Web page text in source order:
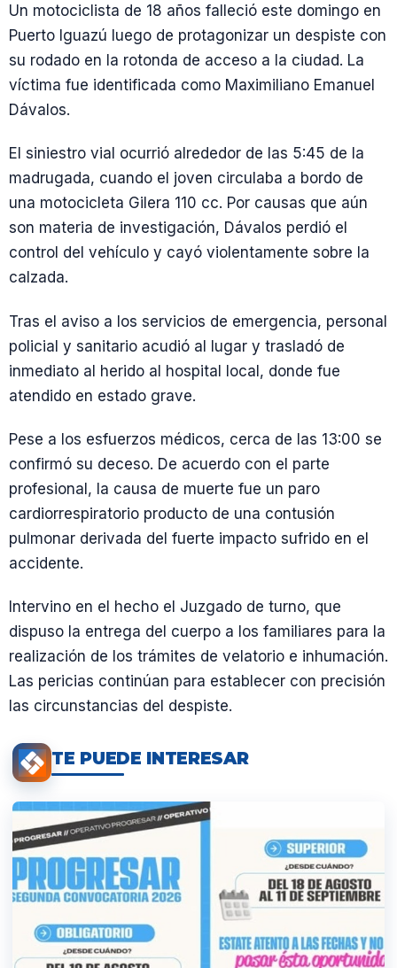
Un motociclista de 18 años falleció este domingo en
Puerto Iguazú luego de protagonizar un despiste con
su rodado en la rotonda de acceso a la ciudad. La
víctima fue identificada como Maximiliano Emanuel
Dávalos.
El siniestro vial ocurrió alrededor de las 5:45 de la
madrugada, cuando el joven circulaba a bordo de
una motocicleta Gilera 110 cc. Por causas que aún
son materia de investigación, Dávalos perdió el
control del vehículo y cayó violentamente sobre la
calzada.
Tras el aviso a los servicios de emergencia, personal
policial y sanitario acudió al lugar y trasladó de
inmediato al herido al hospital local, donde fue
atendido en estado grave.
Pese a los esfuerzos médicos, cerca de las 13:00 se
confirmó su deceso. De acuerdo con el parte
profesional, la causa de muerte fue un paro
cardiorrespiratorio producto de una contusión
pulmonar derivada del fuerte impacto sufrido en el
accidente.
Intervino en el hecho el Juzgado de turno, que
dispuso la entrega del cuerpo a los familiares para la
realización de los trámites de velatorio e inhumación.
Las pericias continúan para establecer con precisión
las circunstancias del despiste.
TE PUEDE INTERESAR